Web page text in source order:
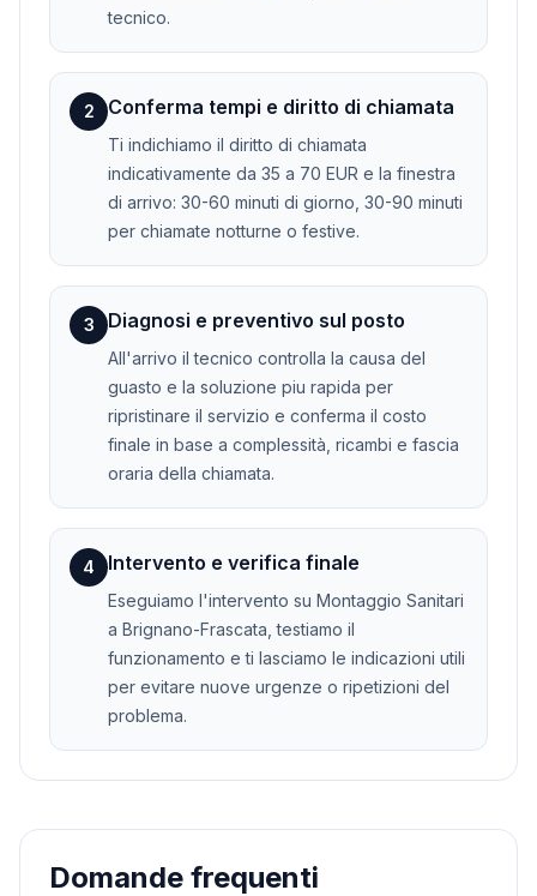
tecnico.
2 Conferma tempi e diritto di chiamata
Ti indichiamo il diritto di chiamata
indicativamente da 35 a 70 EUR e la finestra
di arrivo: 30-60 minuti di giorno, 30-90 minuti
per chiamate notturne o festive.
3 Diagnosi e preventivo sul posto
All'arrivo il tecnico controlla la causa del
guasto e la soluzione piu rapida per
ripristinare il servizio e conferma il costo
finale in base a complessità, ricambi e fascia
oraria della chiamata.
4 Intervento e verifica finale
Eseguiamo l'intervento su Montaggio Sanitari
a Brignano-Frascata, testiamo il
funzionamento e ti lasciamo le indicazioni utili
per evitare nuove urgenze o ripetizioni del
problema.
Domande frequenti